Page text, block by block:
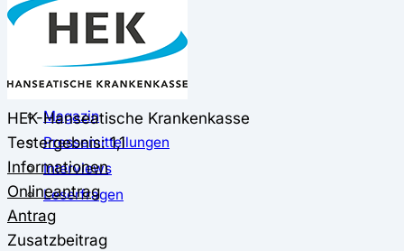
Kündigung
Musterkündigung
ℹ Ratgeber
Nachrichten
Magazin
Pressemitteilungen
Interviews
Leserfragen
HEK-Hanseatische Krankenkasse
Testergebnis: 1,1
Informationen
Onlineantrag
Antrag
Zusatzbeitrag